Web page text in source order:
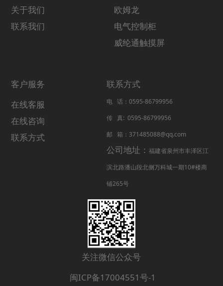
关于我们
联系我们
欧姆龙
电气控制柜
威纶通触摸屏
客户服务
在线客服
在线咨询
联系方式
联系方式
电 话：0595-86799956
传 真: 0595-86799956
邮 箱：371485088@qq.com
公司地址： 福建省泉州市丰泽区江
滨北路潘山段北侧万科城一期10#楼商
铺265号
关注微信公众号
闽ICP备17004551号-1